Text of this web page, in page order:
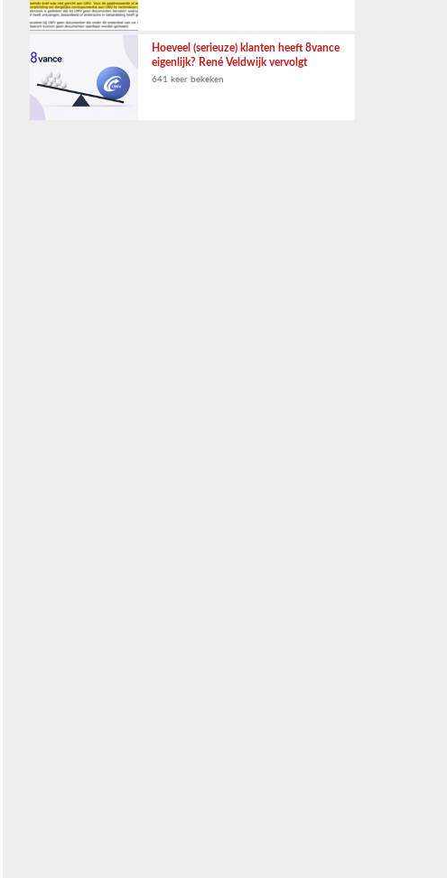
Hoeveel (serieuze) klanten heeft 8vance
eigenlijk? René Veldwijk vervolgt
641 keer bekeken